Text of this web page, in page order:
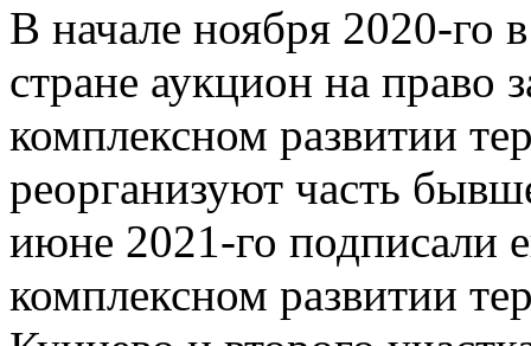
В начале ноября 2020-го
стране аукцион на право
комплексном развитии
реорганизуют часть
июне 2021-го подписали
комплексном развитии